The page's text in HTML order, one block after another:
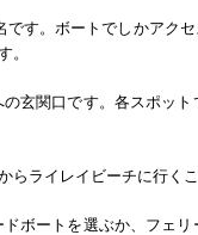
す。ボートでしかアク
。
関口です。各スポッ
ライレイビーチに行くこ
ボートを選ぶか、フェ